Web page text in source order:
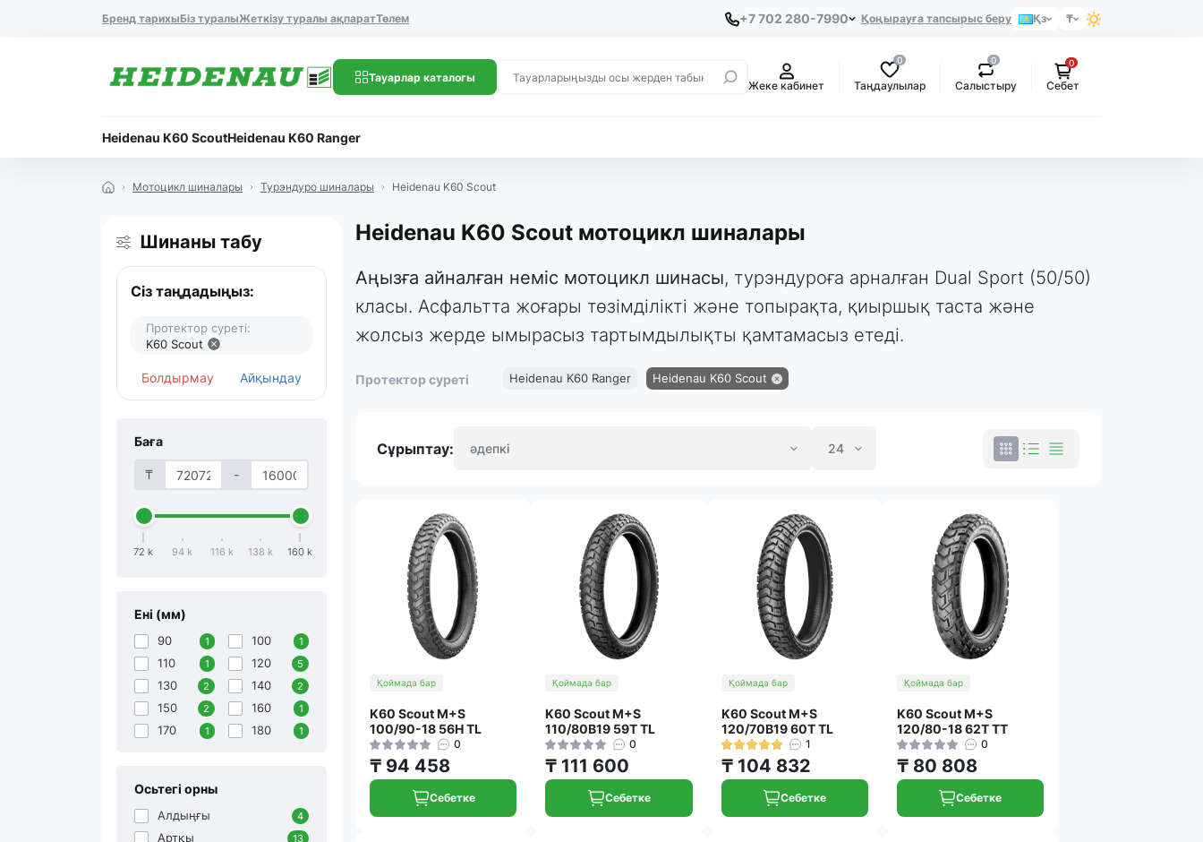
Бренд тарихыБіз туралыЖеткізу туралы ақпаратТөлем +7 702 280-7990 Қоңырауға тапсырыс беру Қз ₸
Тауарлар каталогы
Жеке кабинет
0
Таңдаулылар
0
Салыстыру
0
Себет
Heidenau K60 ScoutHeidenau K60 Ranger
Мотоцикл шиналары Турэндуро шиналары Heidenau K60 Scout
Шинаны табу
Сіз таңдадыңыз:
Протектор суреті:
K60 Scout
Болдырмау Айқындау
Баға
₸ -
72 k 94 k 116 k 138 k 160 k
Ені (мм)
90 1 100 1
110 1 120 5
130 2 140 2
150 2 160 1
170 1 180 1
Осьтегі орны
Алдыңғы 4
Артқы 13
Heidenau K60 Scout мотоцикл шиналары
Аңызға айналған неміс мотоцикл шинасы, турэндуроға арналған Dual Sport (50/50)
класы. Асфальтта жоғары төзімділікті және топырақта, қиыршық таста және
жолсыз жерде ымырасыз тартымдылықты қамтамасыз етеді.
Протектор суреті Heidenau K60 Ranger Heidenau K60 Scout
Сұрыптау:
Қоймада бар
K60 Scout M+S
100/90-18 56H TL
0
₸ 94 458
Себетке
Қоймада бар
K60 Scout M+S
110/80B19 59T TL
0
₸ 111 600
Себетке
Қоймада бар
K60 Scout M+S
120/70B19 60T TL
1
₸ 104 832
Себетке
Қоймада бар
K60 Scout M+S
120/80-18 62T TT
0
₸ 80 808
Себетке